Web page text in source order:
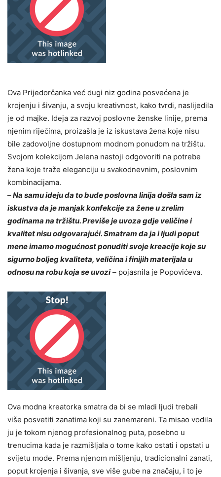
Ova Prijedorčanka već dugi niz godina posvećena je
krojenju i šivanju, a svoju kreativnost, kako tvrdi, naslijedila
je od majke. Ideja za razvoj poslovne ženske linije, prema
njenim riječima, proizašla je iz iskustava žena koje nisu
bile zadovoljne dostupnom modnom ponudom na tržištu.
Svojom kolekcijom Jelena nastoji odgovoriti na potrebe
žena koje traže eleganciju u svakodnevnim, poslovnim
kombinacijama.
–Na samu ideju da to bude poslovna linija došla sam iz
iskustva da je manjak konfekcije za žene u zrelim
godinama na tržištu. Previše je uvoza gdje veličine i
kvalitet nisu odgovarajući. Smatram da ja i ljudi poput
mene imamo mogućnost ponuditi svoje kreacije koje su
sigurno boljeg kvaliteta, veličina i finijih materijala u
odnosu na robu koja se uvozi– pojasnila je Popovićeva.
Ova modna kreatorka smatra da bi se mladi ljudi trebali
više posvetiti zanatima koji su zanemareni. Ta misao vodila
ju je tokom njenog profesionalnog puta, posebno u
trenucima kada je razmišljala o tome kako ostati i opstati u
svijetu mode. Prema njenom mišljenju, tradicionalni zanati,
poput krojenja i šivanja, sve više gube na značaju, i to je